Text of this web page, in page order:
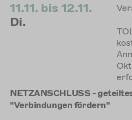
11.11. bis 12.11.
Di.
NETZANSCHLUSS -
"Verbindungen fördern"